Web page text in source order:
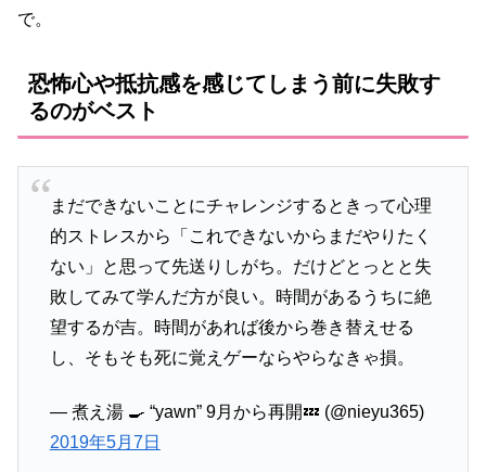
で。
恐怖心や抵抗感を感じてしまう前に失敗す
るのがベスト
まだできないことにチャレンジするときって心理
的ストレスから「これできないからまだやりたく
ない」と思って先送りしがち。だけどとっとと失
敗してみて学んだ方が良い。時間があるうちに絶
望するが吉。時間があれば後から巻き替えせる
し、そもそも死に覚えゲーならやらなきゃ損。
— 煮え湯 🍳 “yawn” 9月から再開💤 (@nieyu365)
2019年5月7日